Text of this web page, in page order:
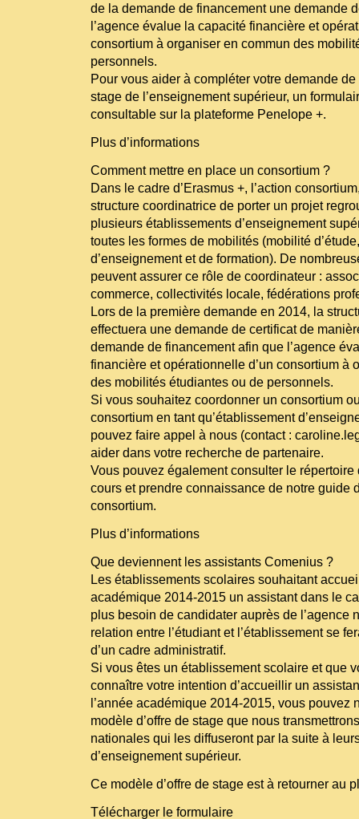
de la demande de financement une demande
l’agence évalue la capacité financière et
consortium à organiser en commun des
personnels.
Pour vous aider à compléter votre demande
stage de l’enseignement supérieur, un
consultable sur la plateforme Penelope +.
Plus d’informations
Comment mettre en place un consortium ?
Dans le cadre d’Erasmus +, l’action
structure coordinatrice de porter un projet
plusieurs établissements d’enseignement
toutes les formes de mobilités (mobilité
d’enseignement et de formation). De
peuvent assurer ce rôle de coordinateur :
commerce, collectivités locale, fédérations
Lors de la première demande en 2014, la
effectuera une demande de certificat de
demande de financement afin que l’agence
financière et opérationnelle d’un consortium à
des mobilités étudiantes ou de personnels.
Si vous souhaitez coordonner un consortium
consortium en tant qu’établissement
pouvez faire appel à nous (contact :
aider dans votre recherche de partenaire.
Vous pouvez également consulter le répertoire
cours et prendre connaissance de notre guide
consortium.
Plus d’informations
Que deviennent les assistants Comenius ?
Les établissements scolaires souhaitant
académique 2014-2015 un assistant dans le
plus besoin de candidater auprès de l’agence
relation entre l’étudiant et l’établissement se
d’un cadre administratif.
Si vous êtes un établissement scolaire et que
connaître votre intention d’accueillir un
l’année académique 2014-2015, vous pouvez
modèle d’offre de stage que nous
nationales qui les diffuseront par la suite à
d’enseignement supérieur.
Ce modèle d’offre de stage est à retourner au
Télécharger le formulaire